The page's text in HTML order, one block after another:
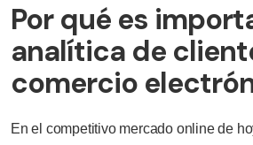
Por qué es
analítica de
comercio
En el competitivo mercado online de